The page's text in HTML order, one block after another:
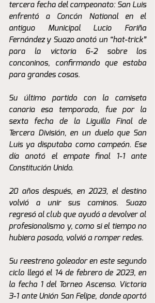
tercera fecha del campeonato: San Luis
enfrentó a Concón National en el
antiguo Municipal Lucio Fariña
Fernández y Suazo anotó un “hat-trick”
para la victoria 6-2 sobre los
conconinos, confirmando que estaba
para grandes cosas.
Su último partido con la camiseta
canaria esa temporada, fue por la
sexta fecha de la Liguilla Final de
Tercera División, en un duelo que San
Luis ya disputaba como campeón. Ese
día anotó el empate final 1-1 ante
Constitución Unido.
20 años después, en 2023, el destino
volvió a unir sus caminos. Suazo
regresó al club que ayudó a devolver al
profesionalismo y, como si el tiempo no
hubiera pasado, volvió a romper redes.
Su reestreno goleador en este segundo
ciclo llegó el 14 de febrero de 2023, en
la fecha 1 del Torneo Ascenso. Victoria
3-1 ante Unión San Felipe, donde aportó